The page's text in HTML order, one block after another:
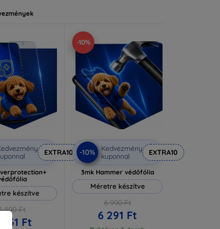
EXTRA10
készítve
590 Ft
931 Ft
-10%
-10%
Kedvezmény
kuponnal
EXTRA10
3mk Hammer védőfólia
Méretre készítve
6 990 Ft
6 291 Ft